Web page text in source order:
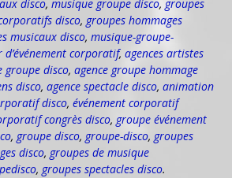
disco, musique groupe disco, groupes
disco, groupes hommages
musicaux disco, musique-groupe-
corporatif, agences artistes
groupe disco, agence groupe hommage
disco, agence spectacle disco, animation
disco, événement corporatif
congrès disco, groupe événement
, groupe disco, groupe-disco, groupes
disco, groupes de musique
, groupes spectacles disco.